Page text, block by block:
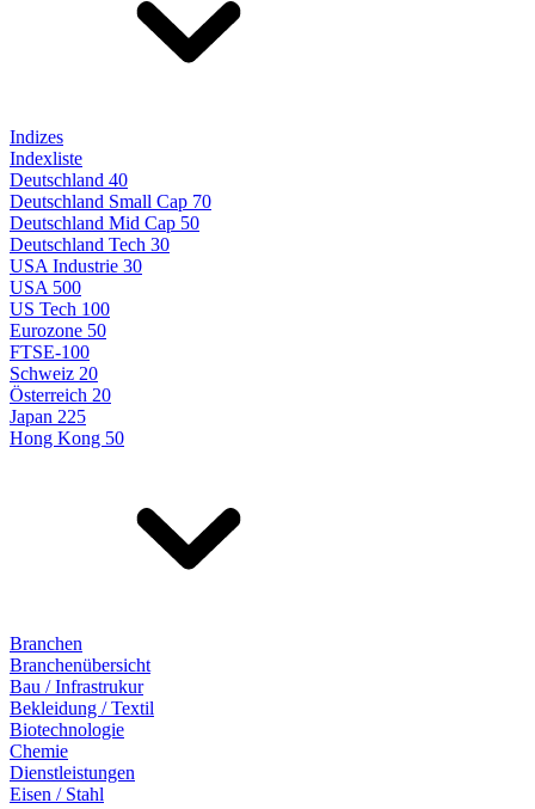
Indizes
Indexliste
Deutschland 40
Deutschland Small Cap 70
Deutschland Mid Cap 50
Deutschland Tech 30
USA Industrie 30
USA 500
US Tech 100
Eurozone 50
FTSE-100
Schweiz 20
Österreich 20
Japan 225
Hong Kong 50
Branchen
Branchenübersicht
Bau / Infrastrukur
Bekleidung / Textil
Biotechnologie
Chemie
Dienstleistungen
Eisen / Stahl